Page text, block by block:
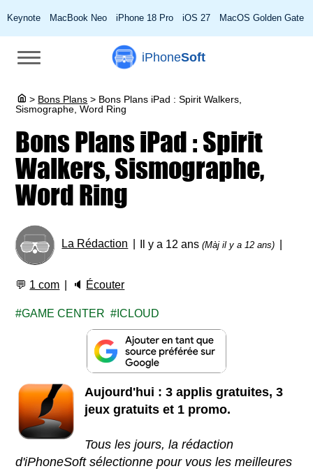
Keynote MacBook Neo iPhone 18 Pro iOS 27 MacOS Golden Gate
iPhoneSoft
> Bons Plans > Bons Plans iPad : Spirit Walkers,
Sismographe, Word Ring
Bons Plans iPad : Spirit
Walkers, Sismographe,
Word Ring
La Rédaction Il y a 12 ans(Màj il y a 12 ans)
💬 1 com 🔈 Écouter
GAME CENTER ICLOUD
Aujourd'hui : 3 applis gratuites, 3
jeux gratuits et 1 promo.
Tous les jours, la rédaction
d'iPhoneSoft sélectionne pour vous les meilleures